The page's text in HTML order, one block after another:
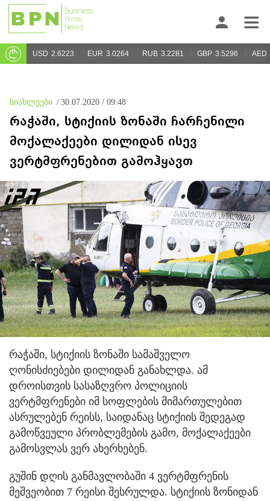
USD 2.6223 EUR 3.0264 RUB 3.2281 GBP 3.5296 AED
სიახლეები / 30.07.2020 / 09:48
რაჭაში, სტიქიის ზონაში ჩარჩენილი
მოქალაქეები დილიდან ისევ
ვერტმფრენებით გამოჰყავთ
რაჭაში, სტიქიის ზონაში სამაშველო
ღონისძიებები დილიდან განახლდა. ამ
დროისთვის სასაზღვრო პოლიციის
ვერტმფრენები იმ სოფლების მიმართულებით
ასრულებენ რეისს, საიდანაც სტიქიის შედეგად
გამოწვეული პრობლემების გამო, მოქალაქეები
გამოსვლას ვერ ახერხებენ.
გუშინ დღის განმავლობაში 4 ვერტმფრენის
მეშვეობით 7 რეისი შესრულდა. სტიქიის ზონიდან